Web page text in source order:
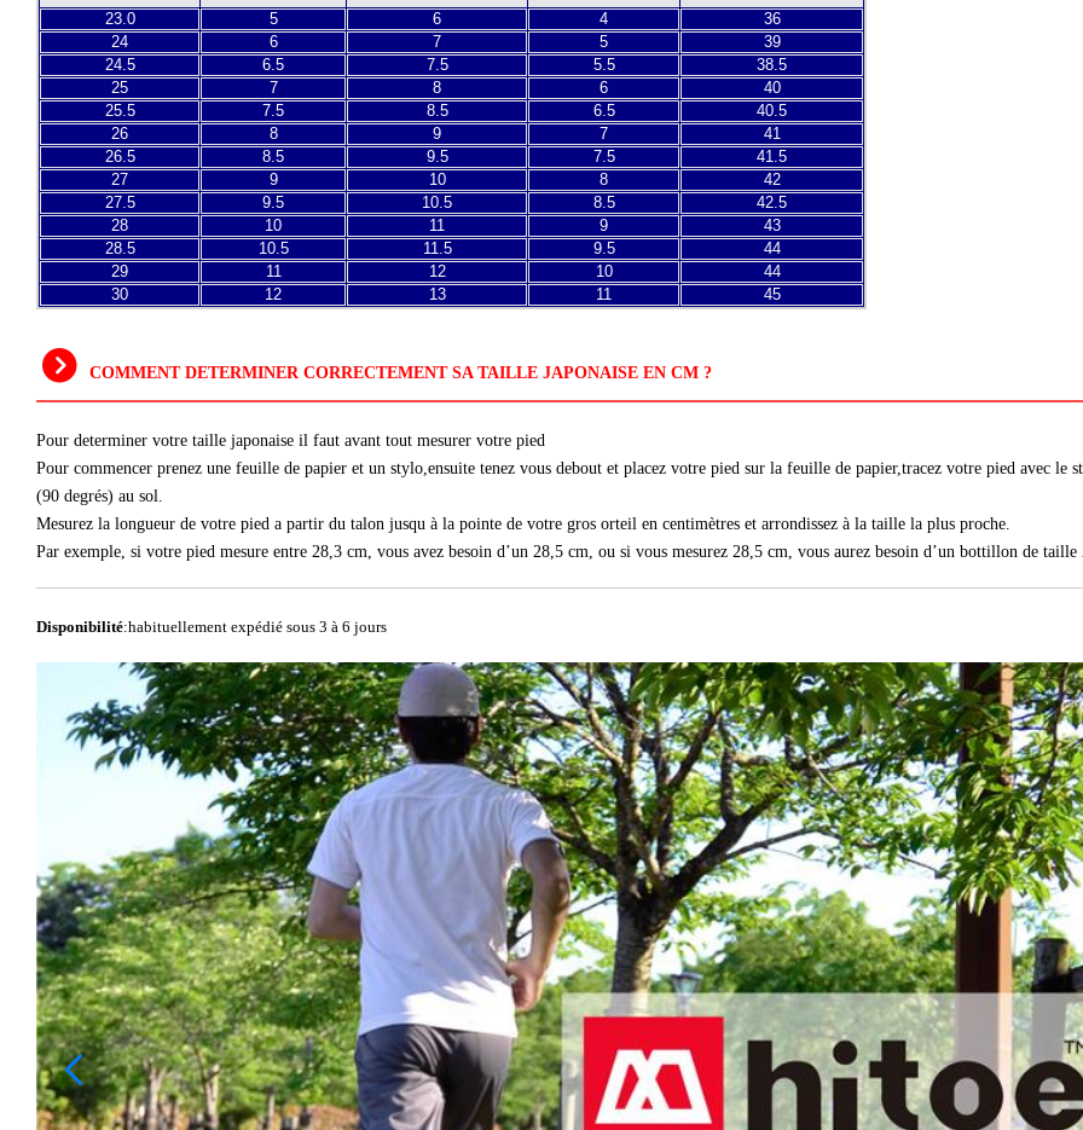
23.0 5 6 4
36
24
6 7 5
39
24.5
6.5 7.5 5.5
38.5
25
7 8 6
40
25.5
7.5 8.5 6.5
40.5
26
8 9 7
41
26.5
8.5 9.5 7.5
41.5
27
9 10 8
42
27.5
9.5 10.5 8.5
42.5
28
10 11 9
43
28.5
10.5 11.5 9.5
44
29
11 12 10
44
30
12 13 11 45
COMMENT DETERMINER CORRECTEMENT SA TAILLE JAPONAISE EN CM ?
Pour determiner votre taille japonaise il faut avant tout mesurer votre pied
Pour commencer prenez une feuille de papier et un stylo,ensuite tenez vous debout et placez votre pied sur la feuille de papier,tracez votre pied avec le
(90 degrés) au sol.
Mesurez la longueur de votre pied a partir du talon jusqu à la pointe de votre gros orteil en centimètres et arrondissez à la taille la plus proche.
Par exemple, si votre pied mesure entre 28,3 cm, vous avez besoin d’un 28,5 cm, ou si vous mesurez 28,5 cm, vous aurez besoin d’un bottillon de taille
Disponibilité:habituellement expédié sous 3 à 6 jours